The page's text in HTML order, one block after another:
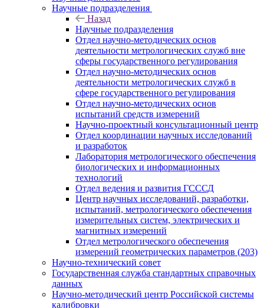
Научные подразделения
Назад
Научные подразделения
Отдел научно-методических основ
деятельности метрологических служб вне
сферы государственного регулирования
Отдел научно-методических основ
деятельности метрологических служб в
сфере государственного регулирования
Отдел научно-методических основ
испытаний средств измерений
Научно-проектный консультационный центр
Отдел координации научных исследований
и разработок
Лаборатория метрологического обеспечения
биологических и информационных
технологий
Отдел ведения и развития ГСССД
Центр научных исследований, разработки,
испытаний, метрологического обеспечения
измерительных систем, электрических и
магнитных измерений
Отдел метрологического обеспечения
измерений геометрических параметров (203)
Научно-технический совет
Государственная служба стандартных справочных
данных
Научно-методический центр Российской системы
калибровки